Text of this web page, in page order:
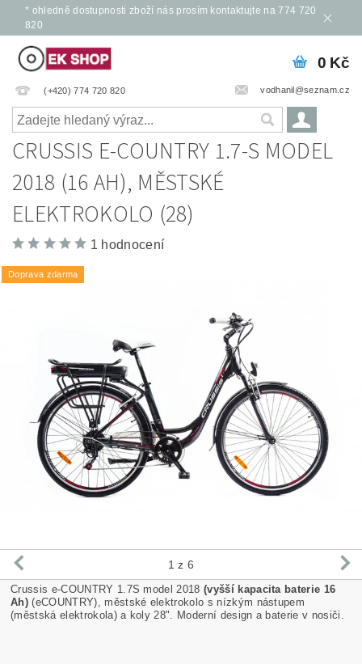
* ohledně dostupnosti zboží nás prosím kontaktujte na 774 720
820
(+420) 774 720 820 vodhanil@seznam.cz
0 Kč
CRUSSIS E-COUNTRY 1.7-S MODEL
2018 (16 AH), MĚSTSKÉ
ELEKTROKOLO (28)
1 hodnocení
Doprava zdarma
1 z 6
Crussis e-COUNTRY 1.7S model 2018 (vyšší kapacita baterie 16
Ah) (eCOUNTRY), městské elektrokolo s nízkým nástupem
(městská elektrokola) a koly 28". Moderní design a baterie v nosiči.